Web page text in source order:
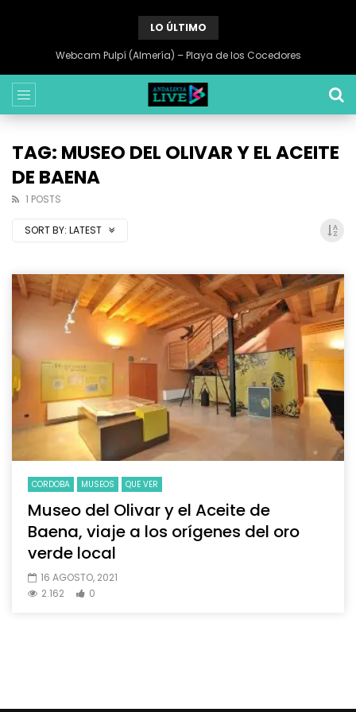
LO ÚLTIMO
Webcam Pulpí (Almería) – Playa de los Cocedores
TAG: MUSEO DEL OLIVAR Y EL ACEITE
DE BAENA
1 POSTS
SORT BY: LATEST
CORDOBA MUSEOS QUE VER
Museo del Olivar y el Aceite de
Baena, viaje a los orígenes del oro
verde local
16 AGOSTO, 2021
2.162
0